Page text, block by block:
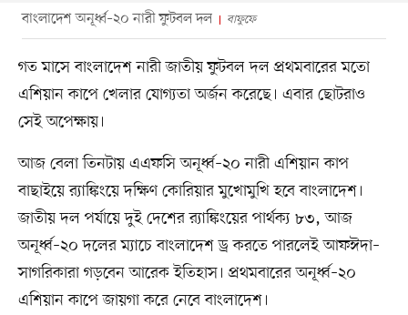
বাংলাদেশ অনূর্ধ্ব–২০ নারী ফুটবল দল বাফুফে
‎‎গত মাসে বাংলাদেশ নারী জাতীয় ফুটবল দল প্রথমবারের মতো
এশিয়ান কাপে খেলার যোগ্যতা অর্জন করেছে। এবার ছোটরাও
সেই অপেক্ষায়।
‎আজ বেলা তিনটায় এএফসি অনূর্ধ্ব–২০ নারী এশিয়ান কাপ
বাছাইয়ে র‍্যাঙ্কিংয়ে দক্ষিণ কোরিয়ার মুখোমুখি হবে বাংলাদেশ।
জাতীয় দল পর্যায়ে দুই দেশের র‍্যাঙ্কিংয়ের পার্থক্য ৮৩, আজ
অনূর্ধ্ব–২০ দলের ম্যাচে বাংলাদেশ ড্র করতে পারলেই আফঈদা–
সাগরিকারা গড়বেন আরেক ইতিহাস। প্রথমবারের অনূর্ধ্ব–২০
এশিয়ান কাপে জায়গা করে নেবে বাংলাদেশ।